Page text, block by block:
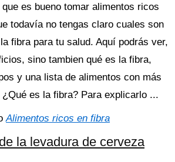
es bueno tomar alimentos ricos
todavía no tengas claro cuales son
fibra para tu salud. Aquí podrás ver,
sino tambien qué es la fibra,
y una lista de alimentos con más
es la fibra? Para explicarlo ...
Alimentos ricos en fibra
la levadura de cerveza